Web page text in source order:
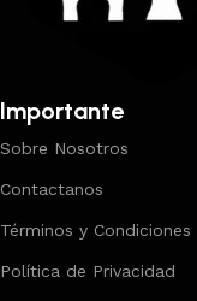
Importante
Sobre Nosotros
Contactanos
Términos y Condiciones
Política de Privacidad